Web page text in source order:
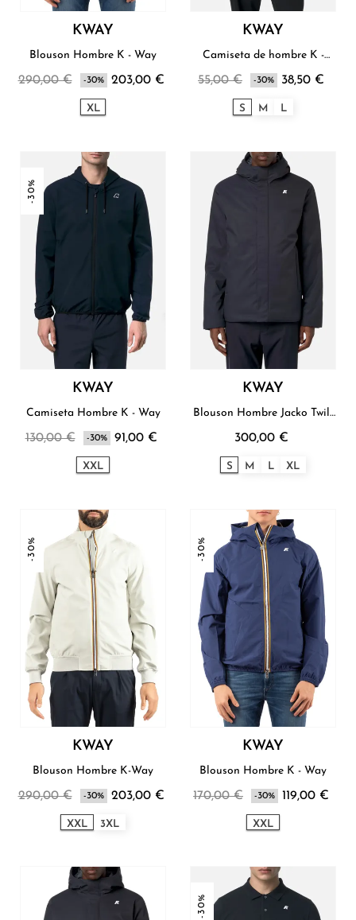
KWAY
Blouson Hombre K - Way
290,00 € -30% 203,00 €
XL
KWAY
Camiseta de hombre K -
55,00 € -30% 38,50 €
S M L
-30%
KWAY
Camiseta Hombre K - Way
130,00 € -30% 91,00 €
XXL
KWAY
Blouson Hombre Jacko Twill
300,00 €
S M L XL
-30%
KWAY
Blouson Hombre K-Way
290,00 € -30% 203,00 €
XXL 3XL
-30%
KWAY
Blouson Hombre K - Way
170,00 € -30% 119,00 €
XXL
-30%